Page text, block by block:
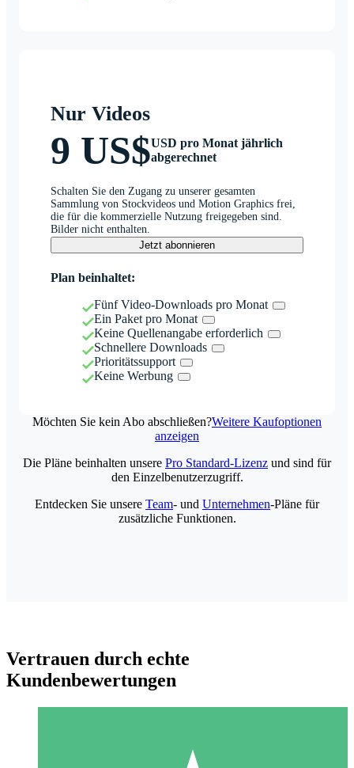
Nur Videos
9 US$USD pro Monat jährlich
abgerechnet
Schalten Sie den Zugang zu unserer gesamten
Sammlung von Stockvideos und Motion Graphics frei,
die für die kommerzielle Nutzung freigegeben sind.
Bilder nicht enthalten.
Jetzt abonnieren
Plan beinhaltet:
Fünf Video-Downloads pro Monat
Ein Paket pro Monat
Keine Quellenangabe erforderlich
Schnellere Downloads
Prioritätssupport
Keine Werbung
Möchten Sie kein Abo abschließen?Weitere Kaufoptionen
anzeigen
Die Pläne beinhalten unsere Pro Standard-Lizenz und sind für
den Einzelbenutzerzugriff.
Entdecken Sie unsere Team- und Unternehmen-Pläne für
zusätzliche Funktionen.
Vertrauen durch echte
Kundenbewertungen